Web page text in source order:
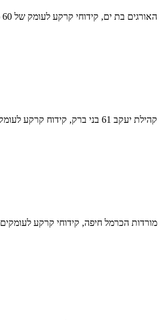
האורגים בת ים, קידוחי קרקע לעומק של 60 מטר כולל בדיקות SPT
קהילת יעקב 61 בני ברק, קידוח קרקע לעומק 20 מטר כולל בדיקות SPT
מורדות הכרמל חיפה, קידוחי קרקע לעומקים 30-50 מטר